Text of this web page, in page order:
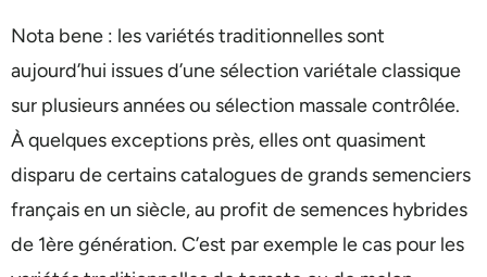
Nota bene : les variétés traditionnelles sont
aujourd’hui issues d’une sélection variétale classique
sur plusieurs années ou sélection massale contrôlée.
À quelques exceptions près, elles ont quasiment
disparu de certains catalogues de grands semenciers
français en un siècle, au profit de semences hybrides
de 1ère génération. C’est par exemple le cas pour les